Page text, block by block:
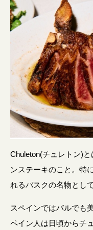
Chuleton(チュレトン)
ンステーキのこと。特
れるバスクの名物とし
スペインではバルでも
ペイン人は日頃からチ